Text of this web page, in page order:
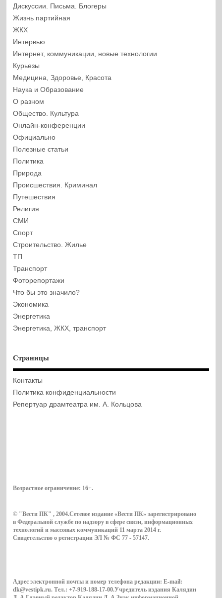
Дискуссии. Письма. Блогеры
Жизнь партийная
ЖКХ
Интервью
Интернет, коммуникации, новые технологии
Курьезы
Медицина, Здоровье, Красота
Наука и Образование
О разном
Общество. Культура
Онлайн-конференции
Официально
Полезные статьи
Политика
Природа
Происшествия. Криминал
Путешествия
Религия
СМИ
Спорт
Строительство. Жилье
ТП
Транспорт
Фоторепортажи
Что бы это значило?
Экономика
Энергетика
Энергетика, ЖКХ, транспорт
Страницы
Контакты
Политика конфиденциальности
Репертуар драмтеатра им. А. Кольцова
Возрастное ограничение: 16+.
© "Вести ПК" , 2004.Сетевое издание «Вести ПК» зарегистрировано
в Федеральной службе по надзору в сфере связи, информационных
технологий и массовых коммуникаций 11 марта 2014 г.
Свидетельство о регистрации ЭЛ № ФС 77 - 57147.
Адрес электронной почты и номер телефона редакции: E-mail:
dk@vestipk.ru. Тел.: +7-919-188-17-00.Учредитель издания Калядин